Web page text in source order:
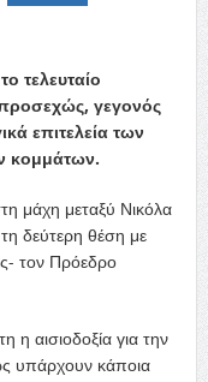
τελευταίο
γεγονός
επιτελεία των
κομμάτων.
μάχη μεταξύ Νικόλα
δεύτερη θέση με
τον Πρόεδρο
η αισιοδοξία για την
υπάρχουν κάποια